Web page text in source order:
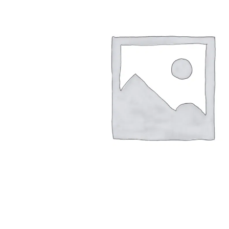
Arbres fruitiers
Plantes méditerranéennes et exotiques
Plantes
Plantes
Plantes
Plantes
Plantes